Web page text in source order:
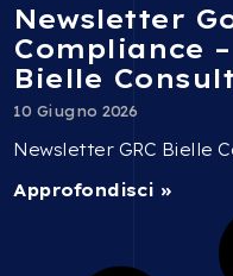
Newsletter
Compliance
Bielle
10 Giugno 2026
Newsletter GRC Bielle
Approfondisci »